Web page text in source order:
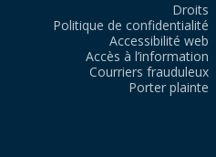
Droits
Politique de confidentialité
Accessibilité web
Accès à l’information
Courriers frauduleux
Porter plainte